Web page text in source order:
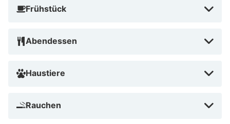
jetzt ein empfehlenswertes Museum.
Frühstück
Abendessen
Haustiere
Rauchen